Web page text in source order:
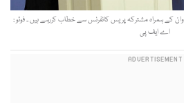
کے ہمراہ مشترکہ پریس کانفرنس سے خطاب کررہے ہیں ۔ فوٹو :
اے ایف پی